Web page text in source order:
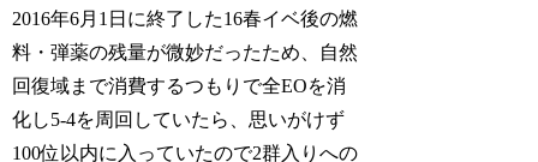
2016年6月1日に終了した16春イベ後の燃
料・弾薬の残量が微妙だったため、自然
回復域まで消費するつもりで全EOを消
化し5-4を周回していたら、思いがけず
100位以内に入っていたので2群入りへの